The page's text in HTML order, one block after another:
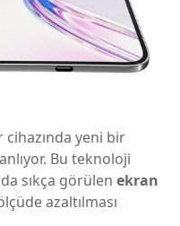
yeni bir
Bu teknoloji
sıkça görülen ekran
azaltılması